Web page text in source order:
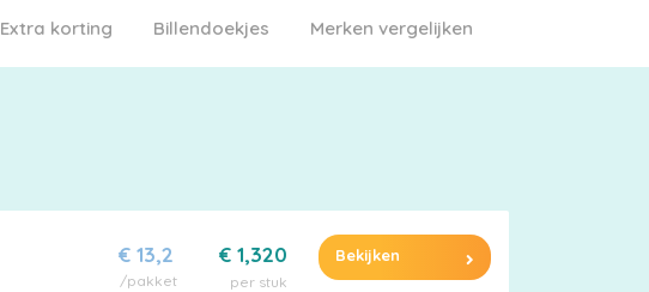
Extra korting Billendoekjes Merken vergelijken
€ 13,2
/pakket
€ 1,320
per stuk
Bekijken